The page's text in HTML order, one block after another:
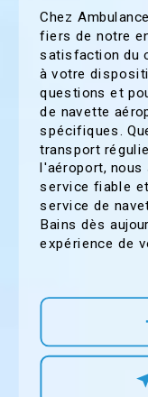
Chez
fiers de notre
satisfaction du
à votre
questions et
de navette
spécifiques.
transport
l'aéroport,
service fiable
service de
Bains dès
expérience de